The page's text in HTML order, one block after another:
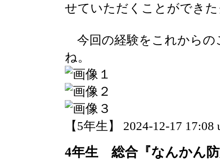
せていただくことができ
今回の経験をこれからの
ね。
【5年生】 2024-12-17 17:08
4年生 総合『なんかん